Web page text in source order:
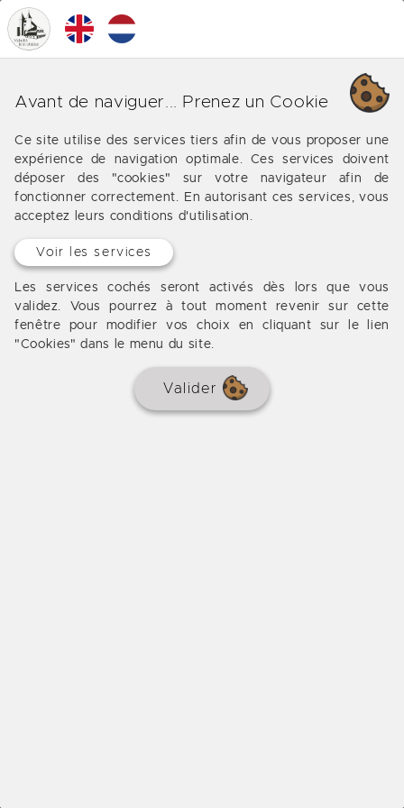
Nos différentes affaires sur
Les offres de notre agence immobilière vers Pailloles
Aucun bien à afficher
Avant de naviguer... Prenez un Cookie
Ce site utilise des services tiers afin de vous proposer une
expérience de navigation optimale. Ces services doivent
déposer des "cookies" sur votre navigateur afin de
fonctionner correctement. En autorisant ces services, vous
acceptez leurs conditions d'utilisation.
Voir les services
Les services cochés seront activés dès lors que vous
validez. Vous pourrez à tout moment revenir sur cette
fenêtre pour modifier vos choix en cliquant sur le lien
"Cookies" dans le menu du site.
Valider